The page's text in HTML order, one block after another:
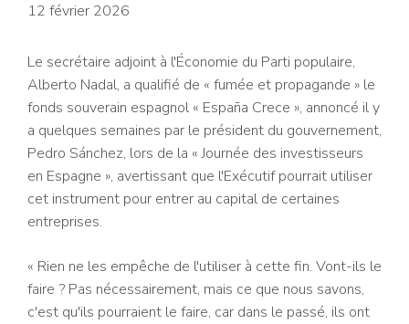
12 février 2026
Le secrétaire adjoint à l'Économie du Parti populaire,
Alberto Nadal, a qualifié de « fumée et propagande » le
fonds souverain espagnol « España Crece », annoncé il y
a quelques semaines par le président du gouvernement,
Pedro Sánchez, lors de la « Journée des investisseurs
en Espagne », avertissant que l'Exécutif pourrait utiliser
cet instrument pour entrer au capital de certaines
entreprises.
« Rien ne les empêche de l'utiliser à cette fin. Vont-ils le
faire ? Pas nécessairement, mais ce que nous savons,
c'est qu'ils pourraient le faire, car dans le passé, ils ont